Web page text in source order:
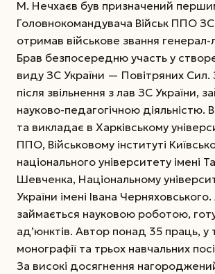
М. Нечхаєв був призначений
Головнокомандувача Військ ППО ЗС
отримав військове звання
Брав безпосередню участь у
виду ЗС України — Повітряних Сил.
після звільнення з лав ЗС України,
науково-педагогічною діяльністю.
та викладає в Харківському
ППО, Військовому інституті
національного університету імені
Шевченка, Національному
України імені Івана
займається науковою роботою,
ад’юнктів. Автор понад 35 праць, у
монографії та трьох навчальних
За високі досягнення